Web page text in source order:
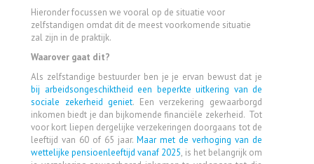
Hieronder focussen we vooral op de situatie voor
zelfstandigen omdat dit de meest voorkomende situatie
zal zijn in de praktijk.
Waarover gaat dit?
Als zelfstandige bestuurder ben je je ervan bewust dat je
bij arbeidsongeschiktheid een beperkte uitkering van de
sociale zekerheid geniet. Een verzekering gewaarborgd
inkomen biedt je dan bijkomende financiële zekerheid. Tot
voor kort liepen dergelijke verzekeringen doorgaans tot de
leeftijd van 60 of 65 jaar. Maar met de verhoging van de
wettelijke pensioenleeftijd vanaf 2025, is het belangrijk om